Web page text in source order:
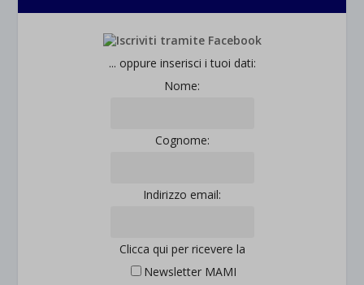
... oppure inserisci i tuoi dati:
Nome:
Cognome:
Indirizzo email:
Clicca qui per ricevere la
Newsletter MAMI